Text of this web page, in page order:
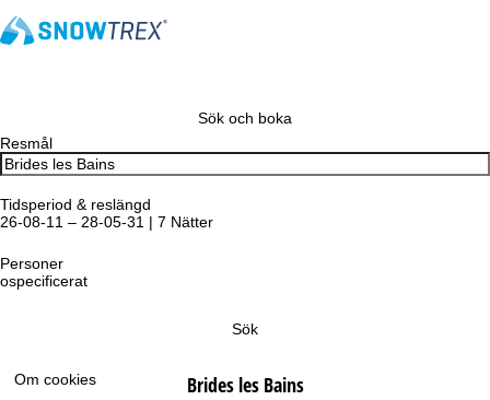
Om cookies
Sök och boka
Resmål
Tidsperiod & reslängd
26-08-11 – 28-05-31 | 7 Nätter
Personer
ospecificerat
Sök
Brides les Bains